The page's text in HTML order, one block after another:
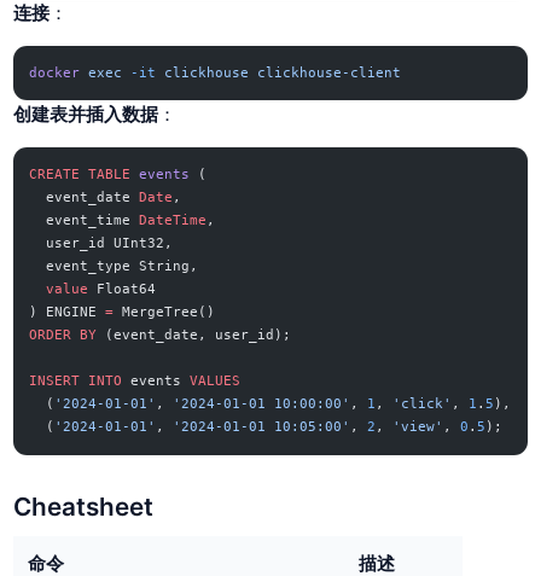
连接：
docker exec -it clickhouse clickhouse-client
创建表并插入数据 ：
CREATE TABLE events
(
  event_date
Date ,
  event_time
DateTime ,
  user_id UInt32,
  event_type String,
  value
Float64
) ENGINE = MergeTree()
ORDER BY (event_date, user_id);
INSERT INTO events VALUES
  (
'2024-01-01' , '2024-01-01 10:00:00' , 1 , 'click' , 1 .5 ),
  (
'2024-01-01' , '2024-01-01 10:05:00' , 2 , 'view' , 0 .5 );
Cheatsheet
命令 描述